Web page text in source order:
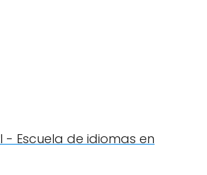
- Escuela de idiomas en